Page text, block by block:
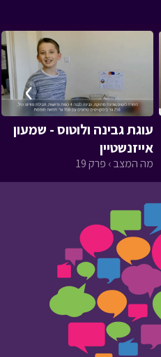
עוגת גבינה ולוטוס - שמעון
אייזנשטיין
מה המצב › פרק 19
›